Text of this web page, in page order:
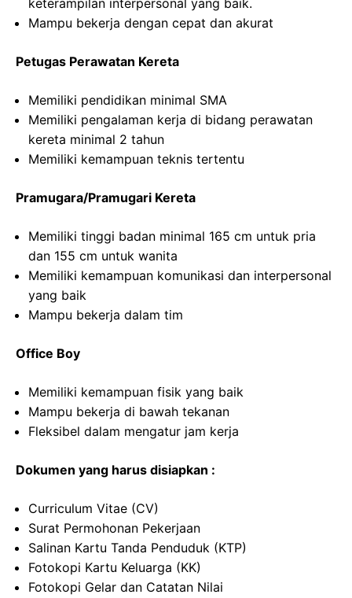
keterampilan interpersonal yang baik.
Mampu bekerja dengan cepat dan akurat
Petugas Perawatan Kereta
Memiliki pendidikan minimal SMA
Memiliki pengalaman kerja di bidang perawatan
kereta minimal 2 tahun
Memiliki kemampuan teknis tertentu
Pramugara/Pramugari Kereta
Memiliki tinggi badan minimal 165 cm untuk pria
dan 155 cm untuk wanita
Memiliki kemampuan komunikasi dan interpersonal
yang baik
Mampu bekerja dalam tim
Office Boy
Memiliki kemampuan fisik yang baik
Mampu bekerja di bawah tekanan
Fleksibel dalam mengatur jam kerja
Dokumen yang harus disiapkan :
Curriculum Vitae (CV)
Surat Permohonan Pekerjaan
Salinan Kartu Tanda Penduduk (KTP)
Fotokopi Kartu Keluarga (KK)
Fotokopi Gelar dan Catatan Nilai